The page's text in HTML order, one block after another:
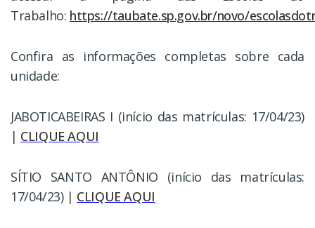
Trabalho: https://taubate.sp.gov.br/novo/
Confira as informações completas sobre cada
unidade:
JABOTICABEIRAS I (início das matrículas: 17/04/23)
| CLIQUE AQUI
SÍTIO SANTO ANTÔNIO (início das matrículas:
17/04/23) | CLIQUE AQUI